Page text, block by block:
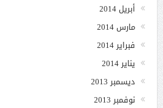
أبريل 2014
مارس 2014
فبراير 2014
يناير 2014
ديسمبر 2013
نوفمبر 2013